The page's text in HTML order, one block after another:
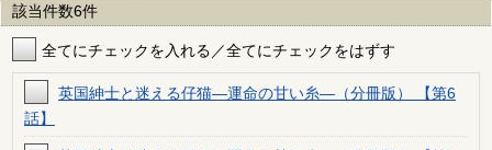
該当件数6件
全てにチェックを入れる／全てにチェックをはずす
英国紳士と迷える仔猫―運命の甘い糸―（分冊版） 【第6
話】